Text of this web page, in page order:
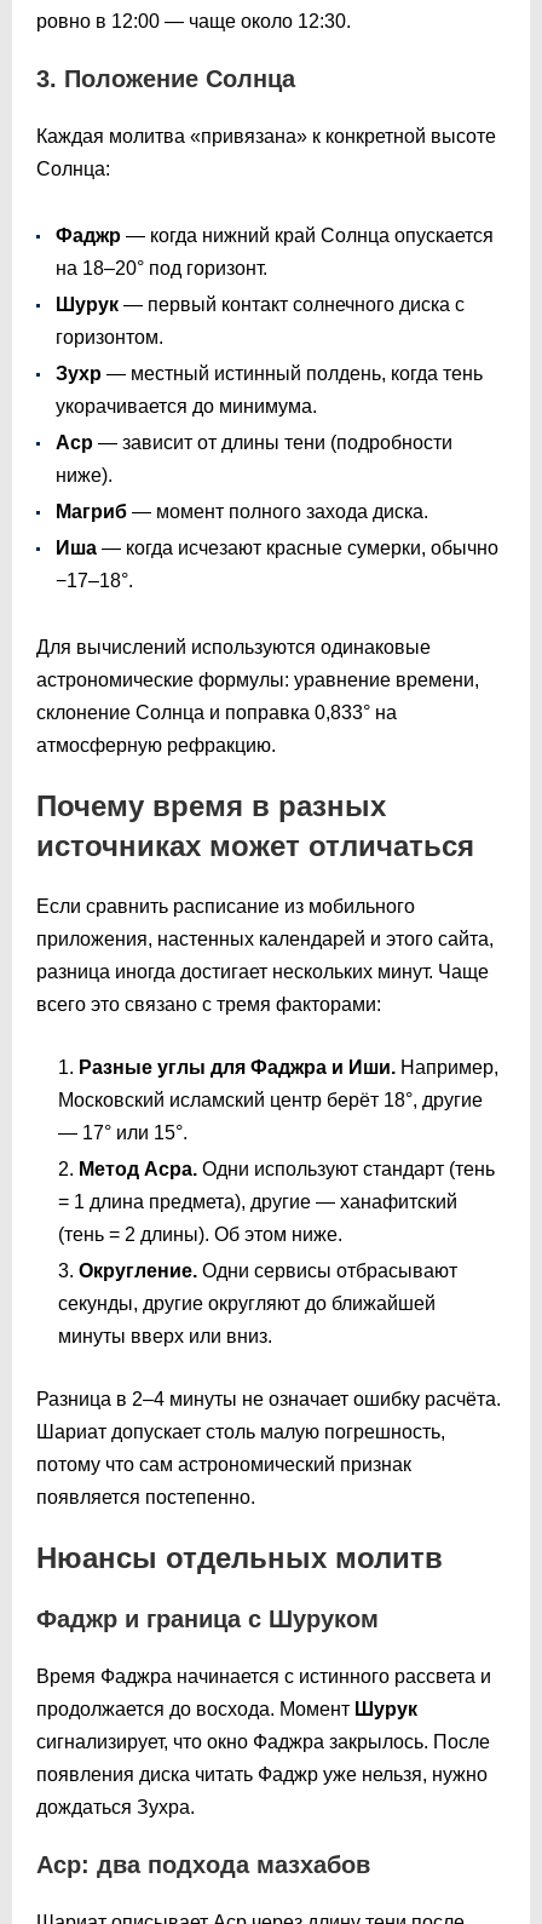
ровно в 12:00 — чаще около 12:30.
3. Положение Солнца
Каждая молитва «привязана» к конкретной высоте
Солнца:
Фаджр — когда нижний край Солнца опускается
на 18–20° под горизонт.
Шурук — первый контакт солнечного диска с
горизонтом.
Зухр — местный истинный полдень, когда тень
укорачивается до минимума.
Аср — зависит от длины тени (подробности
ниже).
Магриб — момент полного захода диска.
Иша — когда исчезают красные сумерки, обычно
−17–18°.
Для вычислений используются одинаковые
астрономические формулы: уравнение времени,
склонение Солнца и поправка 0,833° на
атмосферную рефракцию.
Почему время в разных
источниках может отличаться
Если сравнить расписание из мобильного
приложения, настенных календарей и этого сайта,
разница иногда достигает нескольких минут. Чаще
всего это связано с тремя факторами:
Разные углы для Фаджра и Иши. Например,
Московский исламский центр берёт 18°, другие
— 17° или 15°.
Метод Асра. Одни используют стандарт (тень
= 1 длина предмета), другие — ханафитский
(тень = 2 длины). Об этом ниже.
Округление. Одни сервисы отбрасывают
секунды, другие округляют до ближайшей
минуты вверх или вниз.
Разница в 2–4 минуты не означает ошибку расчёта.
Шариат допускает столь малую погрешность,
потому что сам астрономический признак
появляется постепенно.
Нюансы отдельных молитв
Фаджр и граница с Шуруком
Время Фаджра начинается с истинного рассвета и
продолжается до восхода. Момент Шурук
сигнализирует, что окно Фаджра закрылось. После
появления диска читать Фаджр уже нельзя, нужно
дождаться Зухра.
Аср: два подхода мазхабов